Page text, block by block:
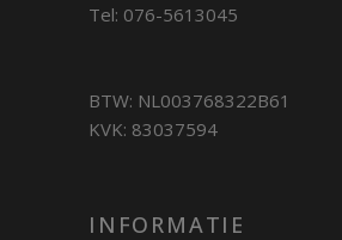
Tel: 076-5613045
BTW: NL003768322B61
KVK: 83037594
INFORMATIE